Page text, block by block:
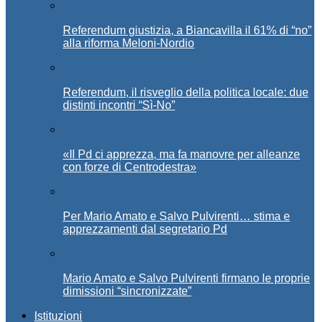
Referendum giustizia, a Biancavilla il 61% di “no”
alla riforma Meloni-Nordio
Referendum, il risveglio della politica locale: due
distinti incontri “Sì-No”
«Il Pd ci apprezza, ma fa manovre per alleanze
con forze di Centrodestra»
Per Mario Amato e Salvo Pulvirenti… stima e
apprezzamenti dal segretario Pd
Mario Amato e Salvo Pulvirenti firmano le proprie
dimissioni “sincronizzate”
Istituzioni